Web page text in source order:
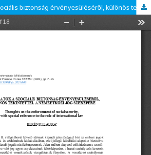
Gondolatok a szociális biztonság érvényesüléséről, különös tekintettel a nemzetközi jog szerepére